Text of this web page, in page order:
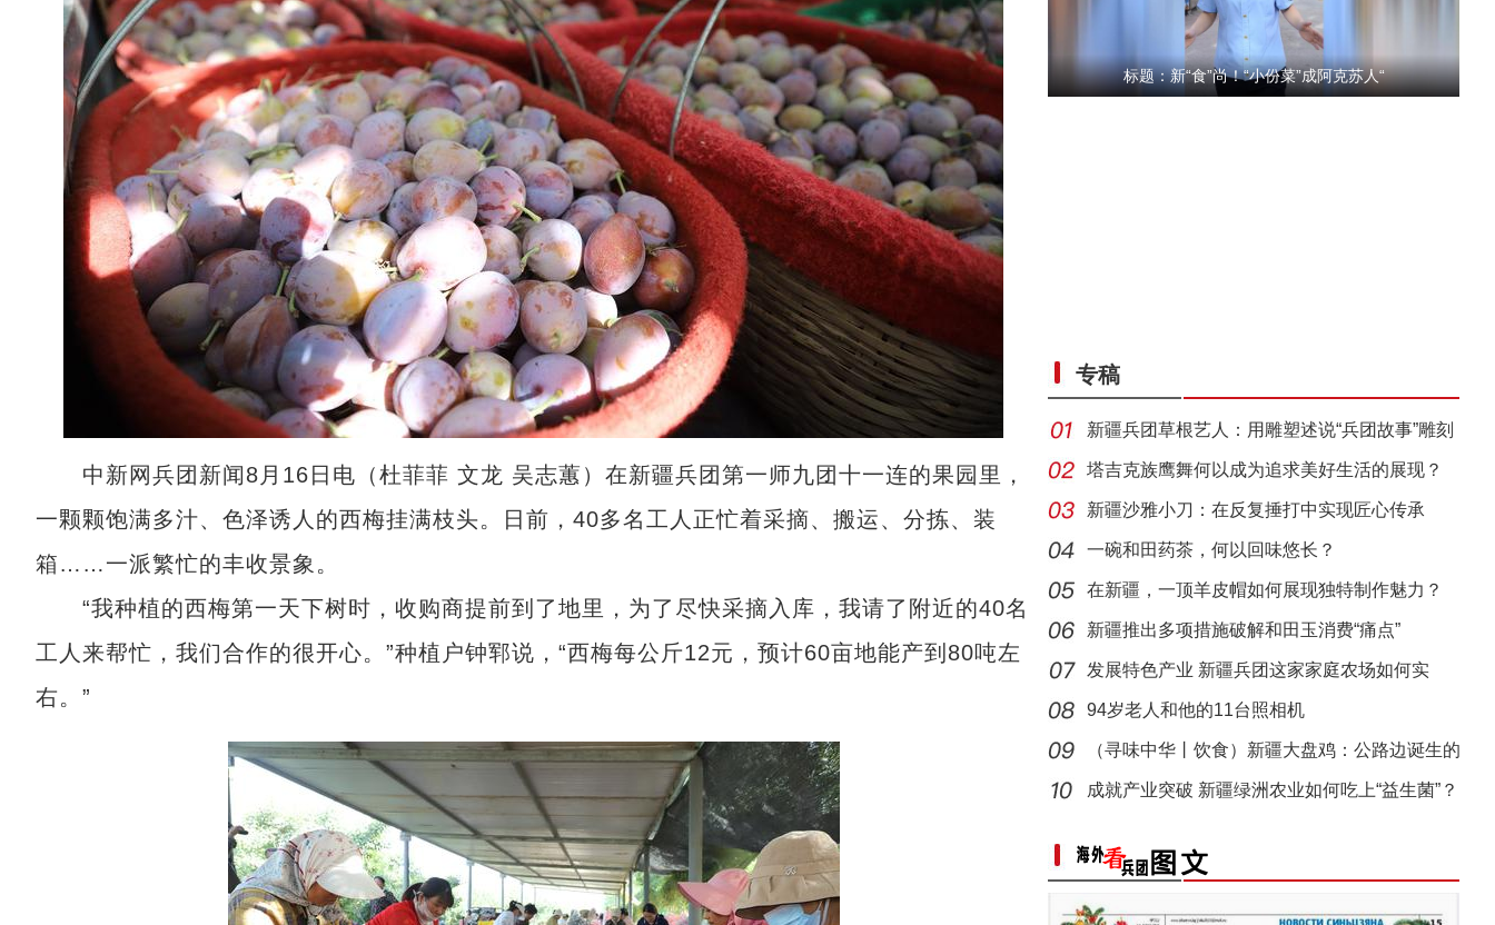
中新网兵团新闻8月16日电（杜菲菲 文龙 吴志蕙）在新疆兵团第一师九团十一连的果园里，
一颗颗饱满多汁、色泽诱人的西梅挂满枝头。日前，40多名工人正忙着采摘、搬运、分拣、装
箱……一派繁忙的丰收景象。
“我种植的西梅第一天下树时，收购商提前到了地里，为了尽快采摘入库，我请了附近的40名
工人来帮忙，我们合作的很开心。”种植户钟郓说，“西梅每公斤12元，预计60亩地能产到80吨左
右。”
标题：新“食”尚！“小份菜”成阿克苏人“
“阿克苏是个好地方·四季之美”——《走进
专稿
新疆兵团草根艺人：用雕塑述说“兵团故事”雕刻
别
塔吉克族鹰舞何以成为追求美好生活的展现？
新疆沙雅小刀：在反复捶打中实现匠心传承
一碗和田药茶，何以回味悠长？
在新疆，一顶羊皮帽如何展现独特制作魅力？
新疆推出多项措施破解和田玉消费“痛点”
发展特色产业 新疆兵团这家家庭农场如何实
现“南果
94岁老人和他的11台照相机
（寻味中华丨饮食）新疆大盘鸡：公路边诞生的
江湖
成就产业突破 新疆绿洲农业如何吃上“益生菌”？